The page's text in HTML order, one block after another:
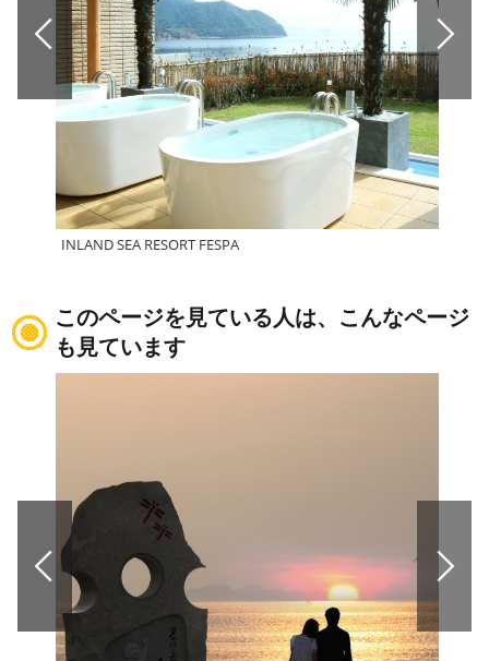
INLAND SEA RESORT FESPA
このページを見ている人は、こんなページ
も見ています